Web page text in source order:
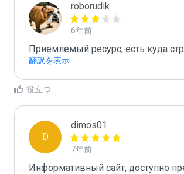
roborudik
6年前
Приемлемый ресурс, есть куда
翻訳を表示
役立つ
D
dimos01
7年前
Информативный сайт, доступно